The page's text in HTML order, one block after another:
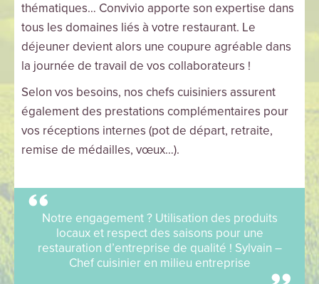
thématiques… Convivio apporte son expertise dans
tous les domaines liés à votre restaurant. Le
déjeuner devient alors une coupure agréable dans
la journée de travail de vos collaborateurs !
Selon vos besoins, nos chefs cuisiniers assurent
également des prestations complémentaires pour
vos réceptions internes (pot de départ, retraite,
remise de médailles, vœux…).
Notre engagement ? Utilisation des produits
locaux et respect des saisons pour une
restauration d’entreprise de qualité ! Sylvain –
Chef cuisinier en milieu entreprise